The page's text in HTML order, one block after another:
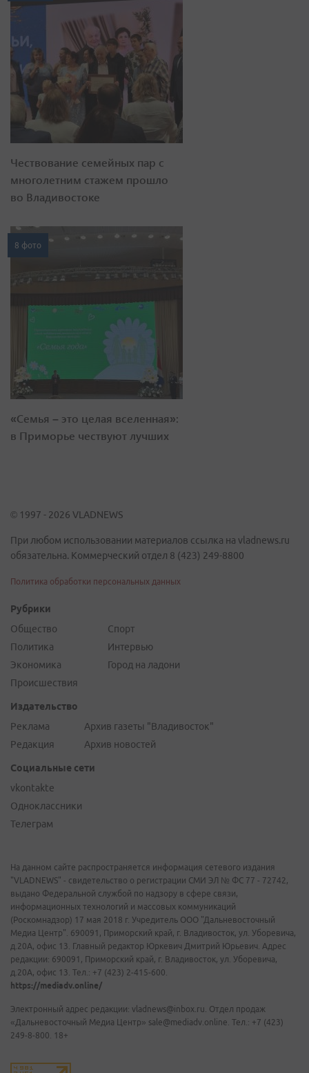
Чествование семейных пар с
многолетним стажем прошло
во Владивостоке
8 фото
«Семья – это целая вселенная»:
в Приморье чествуют лучших
© 1997 - 2026 VLADNEWS
При любом использовании материалов ссылка на vladnews.ru
обязательна. Коммерческий отдел 8 (423) 249-8800
Политика обработки персональных данных
Рубрики
Общество
Политика
Экономика
Происшествия
Спорт
Интервью
Город на ладони
Издательство
Реклама
Редакция
Архив газеты "Владивосток"
Архив новостей
Социальные сети
vkontakte
Одноклассники
Телеграм
На данном сайте распространяется информация сетевого издания
"VLADNEWS" - свидетельство о регистрации СМИ ЭЛ № ФС 77 - 72742,
выдано Федеральной службой по надзору в сфере связи,
информационных технологий и массовых коммуникаций
(Роскомнадзор) 17 мая 2018 г. Учредитель ООО "Дальневосточный
Медиа Центр". 690091, Приморский край, г. Владивосток, ул. Уборевича,
д.20А, офис 13. Главный редактор Юркевич Дмитрий Юрьевич. Адрес
редакции: 690091, Приморский край, г. Владивосток, ул. Уборевича,
д.20А, офис 13. Тел.: +7 (423) 2-415-600.
https://mediadv.online/
Электронный адрес редакции: vladnews@inbox.ru. Отдел продаж
«Дальневосточный Медиа Центр» sale@mediadv.online. Тел.: +7 (423)
249-8-800. 18+